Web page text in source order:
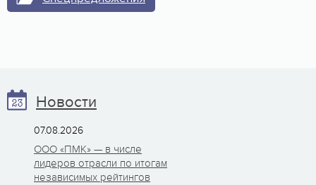
Новости
07.08.2026
ООО «ПМК» — в числе
лидеров отрасли по итогам
независимых рейтингов